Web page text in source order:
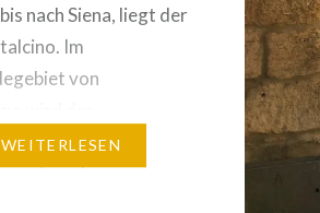
nach Siena, liegt der
Im
von
Brunello di
einer der
WEITERLESEN